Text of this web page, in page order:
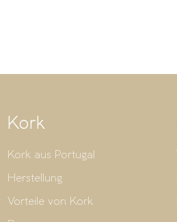
Kork
Kork aus Portugal
Herstellung
Vorteile von Kork